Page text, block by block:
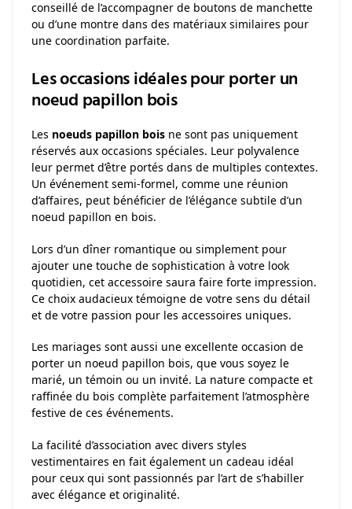
conseillé de l’accompagner de boutons de manchette
ou d’une montre dans des matériaux similaires pour
une coordination parfaite.
Les occasions idéales pour porter un
noeud papillon bois
Les noeuds papillon bois ne sont pas uniquement
réservés aux occasions spéciales. Leur polyvalence
leur permet d’être portés dans de multiples contextes.
Un événement semi-formel, comme une réunion
d’affaires, peut bénéficier de l’élégance subtile d’un
noeud papillon en bois.
Lors d’un dîner romantique ou simplement pour
ajouter une touche de sophistication à votre look
quotidien, cet accessoire saura faire forte impression.
Ce choix audacieux témoigne de votre sens du détail
et de votre passion pour les accessoires uniques.
Les mariages sont aussi une excellente occasion de
porter un noeud papillon bois, que vous soyez le
marié, un témoin ou un invité. La nature compacte et
raffinée du bois complète parfaitement l’atmosphère
festive de ces événements.
La facilité d’association avec divers styles
vestimentaires en fait également un cadeau idéal
pour ceux qui sont passionnés par l’art de s’habiller
avec élégance et originalité.